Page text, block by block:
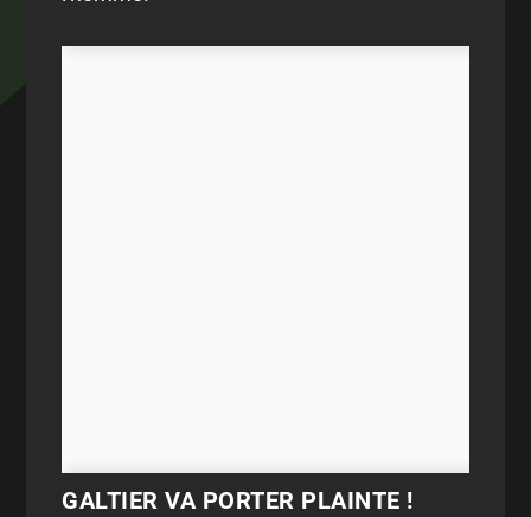
GALTIER VA PORTER PLAINTE !